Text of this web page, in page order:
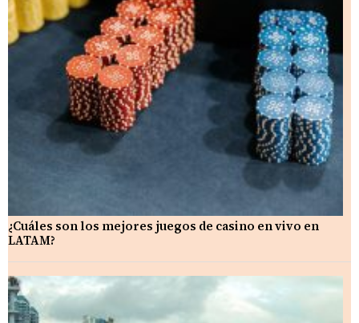
¿Cuáles son los mejores juegos de casino en vivo en
LATAM?